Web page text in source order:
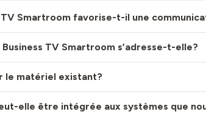
TV Smartroom favorise-t-il une
TV Smartroom s’adresse-t-elle?
le matériel existant?
elle être intégrée aux systèmes que